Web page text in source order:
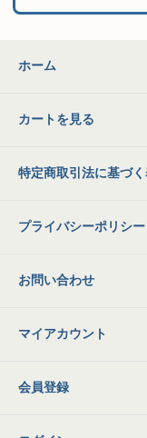
ホーム
カートを見る
特定商取引法に基づ
プライバシーポリシー
お問い合わせ
マイアカウント
会員登録